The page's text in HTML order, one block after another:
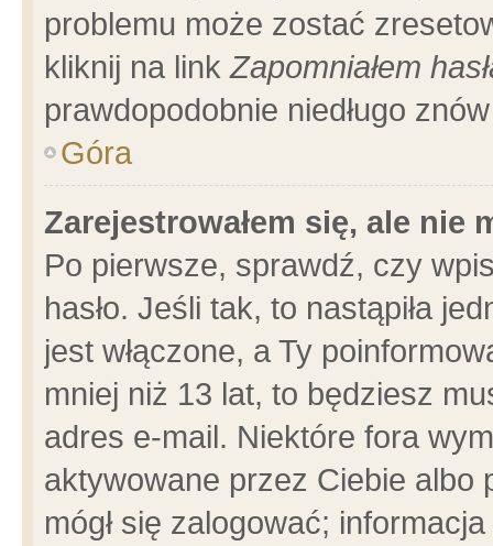
problemu może zostać
kliknij na linkZapomniałem
prawdopodobnie niedługo
Góra
Zarejestrowałem się, ale nie
Po pierwsze, sprawdź, czy
hasło. Jeśli tak, to nastąpiła
jest włączone, a Ty
mniej niż 13 lat, to będziesz
adres e-mail. Niektóre fora
aktywowane przez Ciebie albo
mógł się zalogować;